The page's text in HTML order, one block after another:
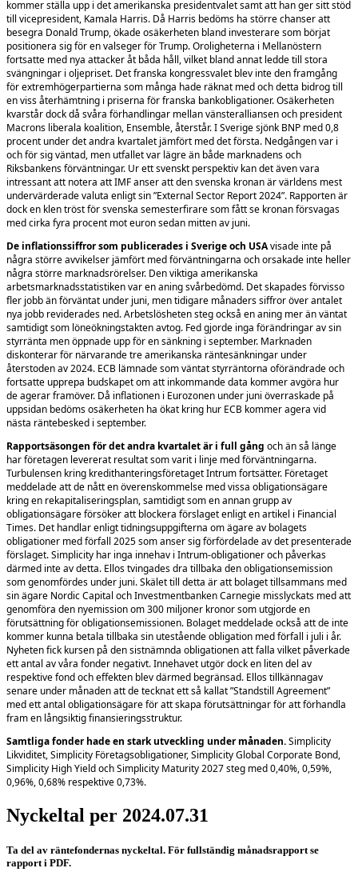
kommer ställa upp i det amerikanska presidentvalet samt att han ger sitt stöd
till vicepresident, Kamala Harris. Då Harris bedöms ha större chanser att
besegra Donald Trump, ökade osäkerheten bland investerare som börjat
positionera sig för en valseger för Trump. Oroligheterna i Mellanöstern
fortsatte med nya attacker åt båda håll, vilket bland annat ledde till stora
svängningar i oljepriset. Det franska kongressvalet blev inte den framgång
för extremhögerpartierna som många hade räknat med och detta bidrog till
en viss återhämtning i priserna för franska bankobligationer. Osäkerheten
kvarstår dock då svåra förhandlingar mellan vänsteralliansen och president
Macrons liberala koalition, Ensemble, återstår. I Sverige sjönk BNP med 0,8
procent under det andra kvartalet jämfört med det första. Nedgången var i
och för sig väntad, men utfallet var lägre än både marknadens och
Riksbankens förväntningar. Ur ett svenskt perspektiv kan det även vara
intressant att notera att IMF anser att den svenska kronan är världens mest
undervärderade valuta enligt sin ”External Sector Report 2024”. Rapporten är
dock en klen tröst för svenska semesterfirare som fått se kronan försvagas
med cirka fyra procent mot euron sedan mitten av juni.
De inflationssiffror som publicerades i Sverige och USAvisade inte på
några större avvikelser jämfört med förväntningarna och orsakade inte heller
några större marknadsrörelser. Den viktiga amerikanska
arbetsmarknadsstatistiken var en aning svårbedömd. Det skapades förvisso
fler jobb än förväntat under juni, men tidigare månaders siffror över antalet
nya jobb reviderades ned. Arbetslösheten steg också en aning mer än väntat
samtidigt som löneökningstakten avtog. Fed gjorde inga förändringar av sin
styrränta men öppnade upp för en sänkning i september. Marknaden
diskonterar för närvarande tre amerikanska räntesänkningar under
återstoden av 2024. ECB lämnade som väntat styrräntorna oförändrade och
fortsatte upprepa budskapet om att inkommande data kommer avgöra hur
de agerar framöver. Då inflationen i Eurozonen under juni överraskade på
uppsidan bedöms osäkerheten ha ökat kring hur ECB kommer agera vid
nästa räntebesked i september.
Rapportsäsongen för det andra kvartalet är i full gång och än så länge
har företagen levererat resultat som varit i linje med förväntningarna.
Turbulensen kring kredithanteringsföretaget Intrum fortsätter. Företaget
meddelade att de nått en överenskommelse med vissa obligationsägare
kring en rekapitaliseringsplan, samtidigt som en annan grupp av
obligationsägare försöker att blockera förslaget enligt en artikel i Financial
Times. Det handlar enligt tidningsuppgifterna om ägare av bolagets
obligationer med förfall 2025 som anser sig förfördelade av det presenterade
förslaget. Simplicity har inga innehav i Intrum-obligationer och påverkas
därmed inte av detta. Ellos tvingades dra tillbaka den obligationsemission
som genomfördes under juni. Skälet till detta är att bolaget tillsammans med
sin ägare Nordic Capital och Investmentbanken Carnegie misslyckats med att
genomföra den nyemission om 300 miljoner kronor som utgjorde en
förutsättning för obligationsemissionen. Bolaget meddelade också att de inte
kommer kunna betala tillbaka sin utestående obligation med förfall i juli i år.
Nyheten fick kursen på den sistnämnda obligationen att falla vilket påverkade
ett antal av våra fonder negativt. Innehavet utgör dock en liten del av
respektive fond och effekten blev därmed begränsad. Ellos tillkännagav
senare under månaden att de tecknat ett så kallat ”Standstill Agreement”
med ett antal obligationsägare för att skapa förutsättningar för att förhandla
fram en långsiktig finansieringsstruktur.
Samtliga fonder hade en stark utveckling under månaden.Simplicity
Likviditet, Simplicity Företagsobligationer, Simplicity Global Corporate Bond,
Simplicity High Yield och Simplicity Maturity 2027 steg med 0,40%, 0,59%,
0,96%, 0,68% respektive 0,73%.
Nyckeltal per 2024.07.31
Ta del av räntefondernas nyckeltal. För fullständig månadsrapport se
rapport i PDF.